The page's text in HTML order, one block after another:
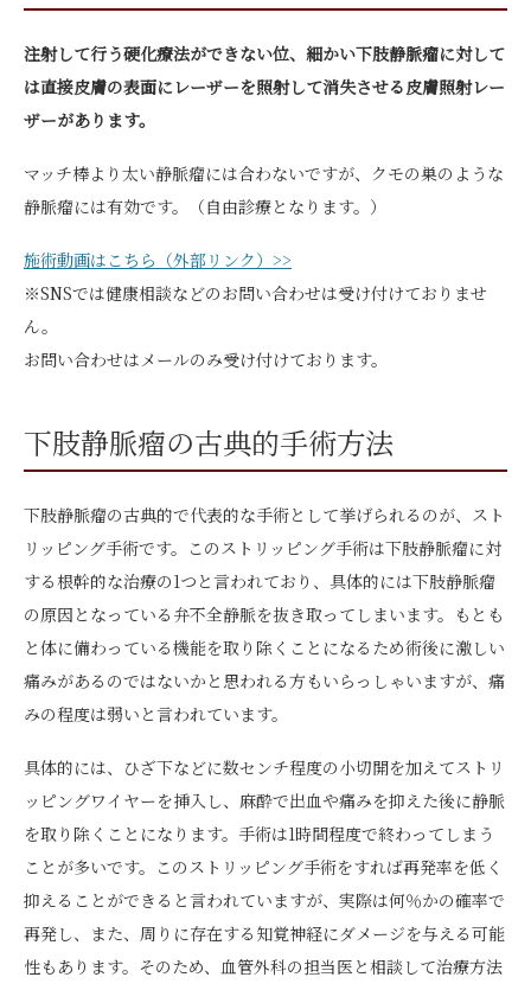
注射して行う硬化療法ができない位、細かい下肢静脈瘤に対して
は直接皮膚の表面にレーザーを照射して消失させる皮膚照射レー
ザーがあります。
マッチ棒より太い静脈瘤には合わないですが、クモの巣のような
静脈瘤には有効です。（自由診療となります。）
施術動画はこちら（外部リンク）>>
※SNSでは健康相談などのお問い合わせは受け付けておりませ
ん。
お問い合わせはメールのみ受け付けております。
下肢静脈瘤の古典的手術方法
下肢静脈瘤の古典的で代表的な手術として挙げられるのが、スト
リッピング手術です。このストリッピング手術は下肢静脈瘤に対
する根幹的な治療の1つと言われており、具体的には下肢静脈瘤
の原因となっている弁不全静脈を抜き取ってしまいます。もとも
と体に備わっている機能を取り除くことになるため術後に激しい
痛みがあるのではないかと思われる方もいらっしゃいますが、痛
みの程度は弱いと言われています。
具体的には、ひざ下などに数センチ程度の小切開を加えてストリ
ッピングワイヤーを挿入し、麻酔で出血や痛みを抑えた後に静脈
を取り除くことになります。手術は1時間程度で終わってしまう
ことが多いです。このストリッピング手術をすれば再発率を低く
抑えることができると言われていますが、実際は何％かの確率で
再発し、また、周りに存在する知覚神経にダメージを与える可能
性もあります。そのため、血管外科の担当医と相談して治療方法